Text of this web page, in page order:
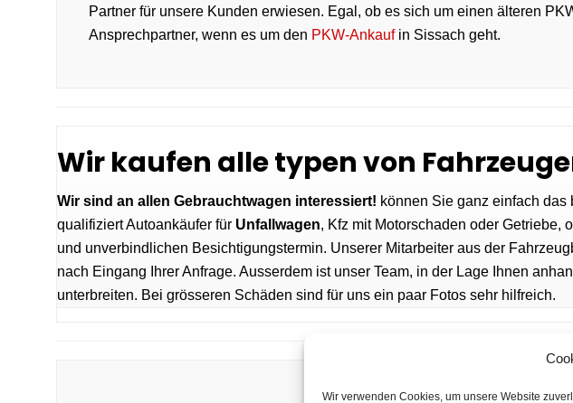
Wir verwenden Cookies, um unsere Website
Partner für unsere Kunden erwiesen. Egal, ob es sich um einen älteren
Ansprechpartner, wenn es um den PKW-Ankaufin Sissach geht.
Wir kaufen alle typen von
Wir sind an allen Gebrauchtwagen interessiert! können Sie ganz einfach das
qualifiziert Autoankäufer für Unfallwagen, Kfz mit Motorschaden oder Getriebe,
und unverbindlichen Besichtigungstermin. Unserer Mitarbeiter aus der
nach Eingang Ihrer Anfrage. Ausserdem ist unser Team, in der Lage Ihnen
unterbreiten. Bei grösseren Schäden sind für uns ein paar Fotos sehr hilfreich.